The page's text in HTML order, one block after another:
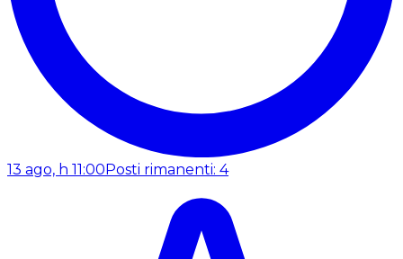
13 ago, h 11:00 Posti rimanenti: 4